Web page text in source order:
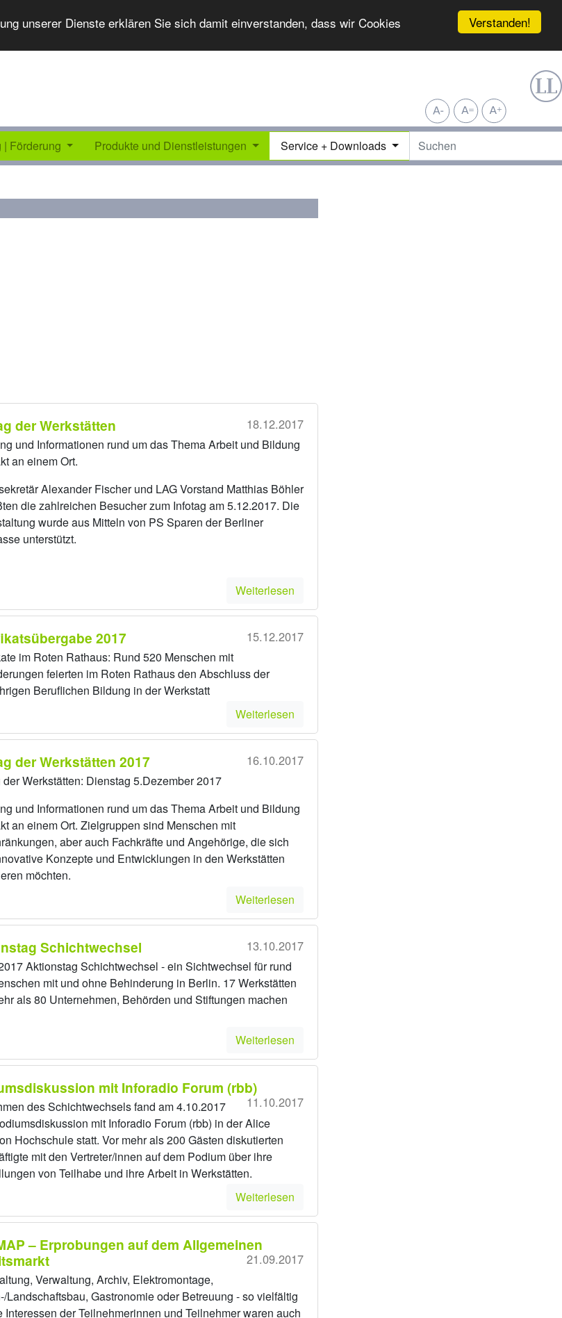
Verstanden!
unserer Dienste erklären Sie sich damit einverstanden, dass wir Cookies
Förderung Produkte und Dienstleistungen Service + Downloads
der Werkstätten 18.12.2017
und Informationen rund um das Thema Arbeit und Bildung
an einem Ort.
Alexander Fischer und LAG Vorstand Matthias Böhler
die zahlreichen Besucher zum Infotag am 5.12.2017. Die
wurde aus Mitteln von PS Sparen der Berliner
unterstützt.
Weiterlesen
2017 15.12.2017
im Roten Rathaus: Rund 520 Menschen mit
feierten im Roten Rathaus den Abschluss der
Beruflichen Bildung in der Werkstatt
Weiterlesen
der Werkstätten 2017 16.10.2017
der Werkstätten: Dienstag 5.Dezember 2017
und Informationen rund um das Thema Arbeit und Bildung
an einem Ort. Zielgruppen sind Menschen mit
aber auch Fachkräfte und Angehörige, die sich
Konzepte und Entwicklungen in den Werkstätten
möchten.
Weiterlesen
Schichtwechsel 13.10.2017
Aktionstag Schichtwechsel - ein Sichtwechsel für rund
mit und ohne Behinderung in Berlin. 17 Werkstätten
als 80 Unternehmen, Behörden und Stiftungen machen
Weiterlesen
mit Inforadio Forum (rbb)
11.10.2017
des Schichtwechsels fand am 4.10.2017
mit Inforadio Forum (rbb) in der Alice
Hochschule statt. Vor mehr als 200 Gästen diskutierten
mit den Vertreter/innen auf dem Podium über ihre
von Teilhabe und ihre Arbeit in Werkstätten.
Weiterlesen
– Erprobungen auf dem Allgemeinen
21.09.2017
Verwaltung, Archiv, Elektromontage,
Landschaftsbau, Gastronomie oder Betreuung - so vielfältig
Interessen der Teilnehmerinnen und Teilnehmer waren auch